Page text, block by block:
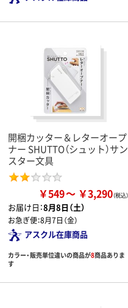
開梱カッター＆レターオープ
ナー SHUTTO（シュット）サン
スター文具
￥549 ￥3,290
お届け日：8月8日（土）
お急ぎ便：8月7日（金）
アスクル在庫商品
カラー・販売単位違いの商品が8商品ありま
す